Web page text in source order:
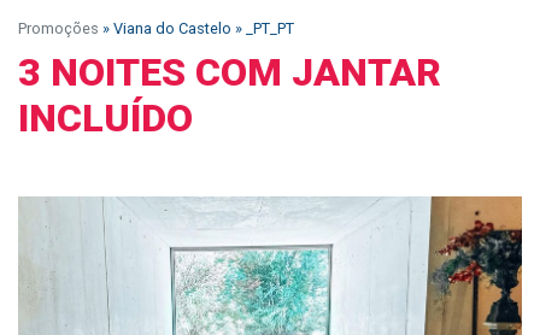
Promoções » Viana do Castelo » _PT_PT
3 NOITES COM JANTAR
INCLUÍDO